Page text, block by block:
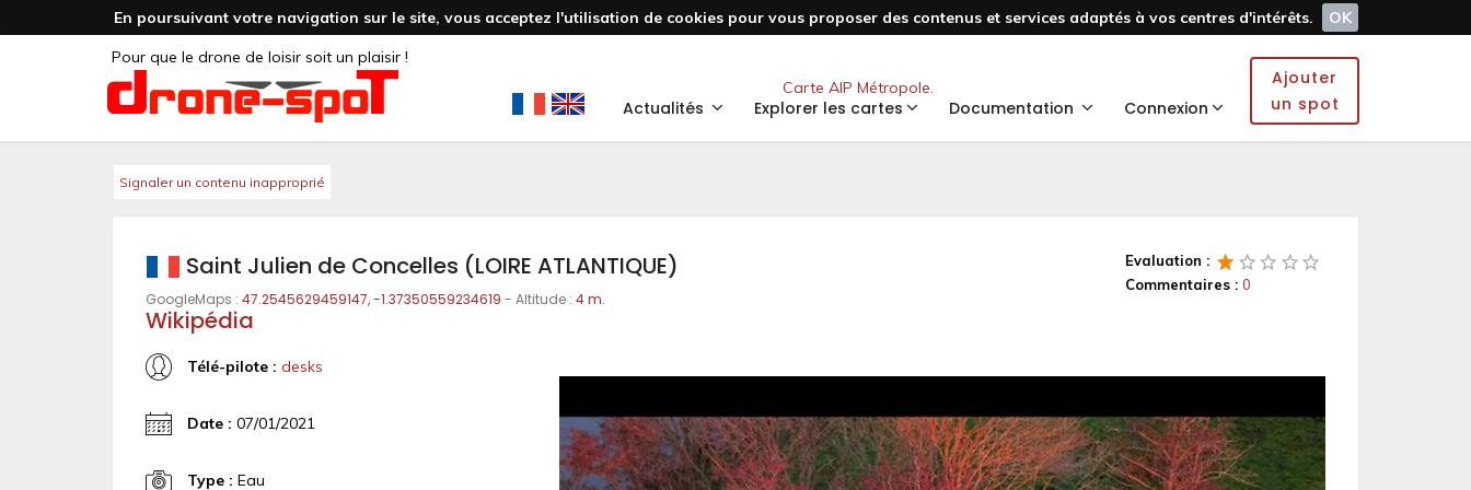
En poursuivant votre navigation sur le site, vous acceptez l'utilisation de cookies pour vous proposer des contenus et services adaptés à vos centres d'intérêts.
OK
Pour que le drone de loisir soit un plaisir !
Carte AIP Métropole.
Actualités Explorer les cartes Documentation Connexion
Ajouter
un spot
Signaler un contenu inapproprié
Evaluation :
Commentaires : 0
Saint Julien de Concelles (LOIRE ATLANTIQUE)
GoogleMaps : 47.2545629459147, -1.37350559234619 - Altitude : 4 m.
Wikipédia
Télé-pilote : desks
Date : 07/01/2021
Type : Eau